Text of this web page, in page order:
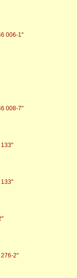
006-1"
008-7"
133"
133"
2"